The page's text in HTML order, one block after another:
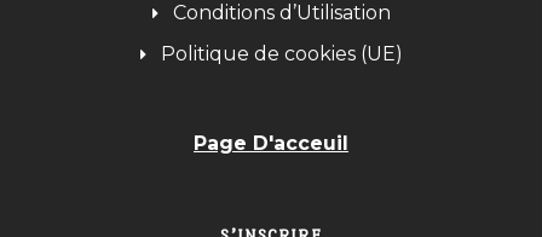
Conditions d’Utilisation
Politique de cookies (UE)
Page D'acceuil